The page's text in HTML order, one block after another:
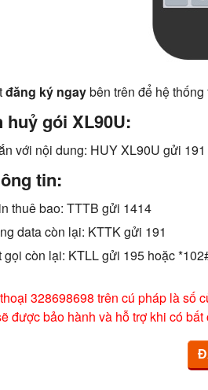
đăng ký ngaybên trên để hệ
gói XL90U:
với nội dung: HUY XL90U gửi 191
tin:
thuê bao: TTTB gửi 1414
data còn lại: KTTK gửi 191
gọi còn lại: KTLL gửi 195 hoặc
328698698 trên cú pháp là số
được bảo hành và hỗ trợ khi có